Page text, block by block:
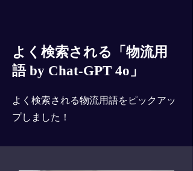
よく検索される「物流用
語 by Chat-GPT 4o」
よく検索される物流用語をピックアッ
プしました！